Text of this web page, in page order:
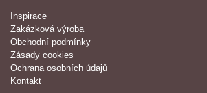
Inspirace
Zakázková výroba
Obchodní podmínky
Zásady cookies
Ochrana osobních údajů
Kontakt